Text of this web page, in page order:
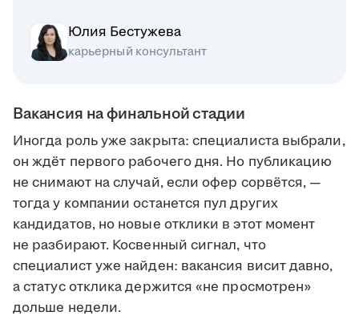
Юлия Бестужева
карьерный консультант
Вакансия на финальной стадии
Иногда роль уже закрыта: специалиста выбрали,
он ждёт первого рабочего дня. Но публикацию
не снимают на случай, если офер сорвётся, —
тогда у компании останется пул других
кандидатов, но новые отклики в этот момент
не разбирают. Косвенный сигнал, что
специалист уже найден: вакансия висит давно,
а статус отклика держится «не просмотрен»
дольше недели.